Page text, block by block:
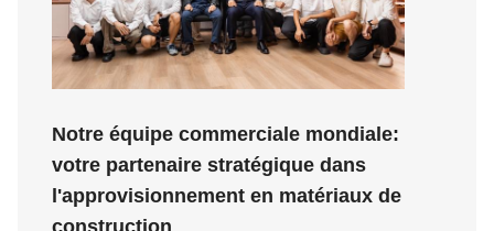
Notre équipe commerciale mondiale:
votre partenaire stratégique dans
l'approvisionnement en matériaux de
construction